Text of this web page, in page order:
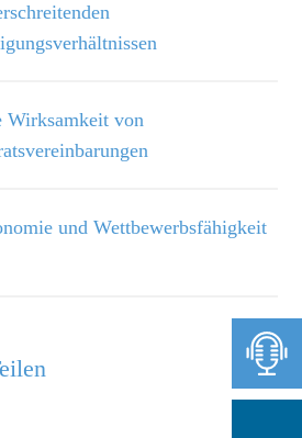
Wirksamkeit von
und Wettbewerbsfähigkeit